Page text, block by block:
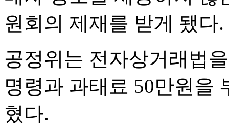
원회의 제재를 받게 됐다.
공정위는 전자상거래법
명령과 과태료 50만원을
혔다.